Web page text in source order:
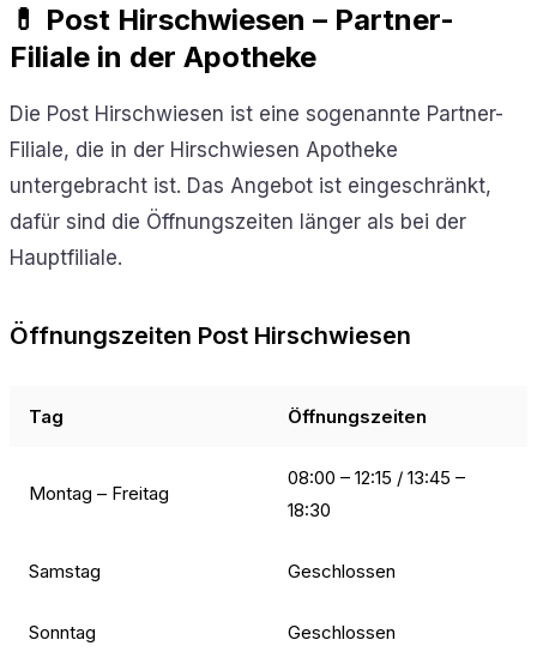
💊 Post Hirschwiesen – Partner-
Filiale in der Apotheke
Die Post Hirschwiesen ist eine sogenannte Partner-
Filiale, die in der Hirschwiesen Apotheke
untergebracht ist. Das Angebot ist eingeschränkt,
dafür sind die Öffnungszeiten länger als bei der
Hauptfiliale.
Öffnungszeiten Post Hirschwiesen
Tag Öffnungszeiten
Montag – Freitag
08:00 – 12:15 / 13:45 –
18:30
Samstag Geschlossen
Sonntag Geschlossen